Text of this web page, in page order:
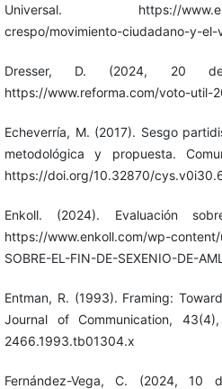
Universal. https://
crespo/movimiento-ciudadano-y-
Dresser, D. (2024, 20
https://www.reforma.com/voto-util-
Echeverría, M. (2017). Sesgo
metodológica y propuesta.
https://doi.org/10.32870/
Enkoll. (2024). Evaluación
https://www.enkoll.com/wp-
SOBRE-EL-FIN-DE-SEXENIO-DE-
Entman, R. (1993). Framing:
Journal of Communication,
2466.1993.tb01304.x
Fernández-Vega, C. (2024, 10